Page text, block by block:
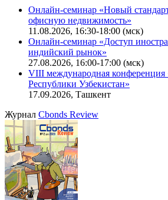
Онлайн-семинар «Новый
офисную недвижимость»
11.08.2026, 16:30-18:00 (мск)
Онлайн-семинар «Доступ
индийский рынок»
27.08.2026, 16:00-17:00 (мск)
VIII международная конференция
Республики Узбекистан»
17.09.2026, Ташкент
Журнал Cbonds Review